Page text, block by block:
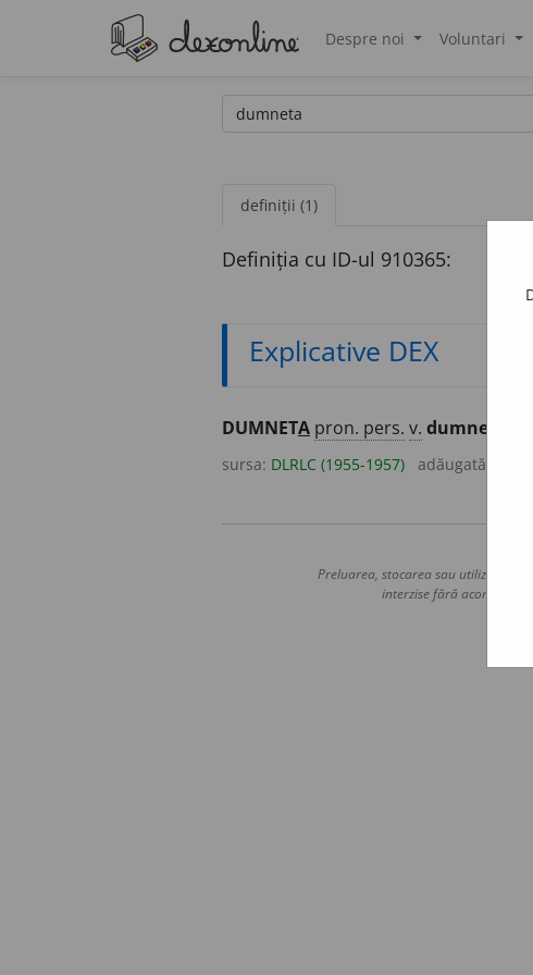
Despre noi Voluntari
definiții (1)
Definiția cu ID-ul 910365:
Explicative DEX
DUMNETA pron. pers. v. dumneata.
sursa: DLRLC (1955-1957) adăugată de
Preluarea, stocarea sau utilizarea
interzise fără acordul